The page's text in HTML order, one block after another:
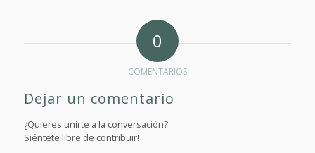
0
COMENTARIOS
Dejar un comentario
¿Quieres unirte a la conversación?
Siéntete libre de contribuir!